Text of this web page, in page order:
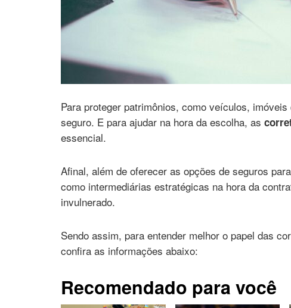
Para proteger patrimônios, como veículos,
seguro. E para ajudar na hora da escolha, as
essencial.
Afinal, além de oferecer as opções de seguros
como intermediárias estratégicas na hora da
invulnerado.
Sendo assim, para entender melhor o papel das
confira as informações abaixo:
Recomendado para você